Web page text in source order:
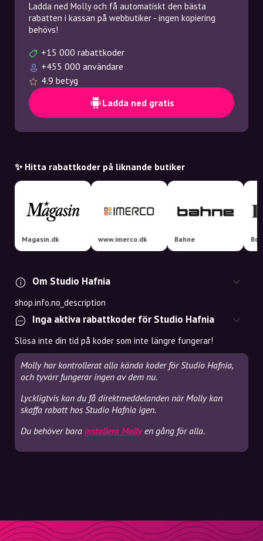
Ladda ned Molly och få automatiskt den bästa
rabatten i kassan på webbutiker - ingen kopiering
behövs!
+15 000 rabattkoder
+455 000 användare
4.9 betyg
Ladda ned gratis
✨ Hitta rabattkoder på liknande butiker
Magasin.dk www.imerco.dk Bahne
Om Studio Hafnia
shop.info.no_description
Inga aktiva rabattkoder för Studio Hafnia
Slösa inte din tid på koder som inte längre fungerar!
Molly har kontrollerat alla kända koder för Studio Hafnia,
och tyvärr fungerar ingen av dem nu.
Lyckligtvis kan du få direktmeddelanden när Molly kan
skaffa rabatt hos Studio Hafnia igen.
Du behöver bara installera Mollyen gång för alla.